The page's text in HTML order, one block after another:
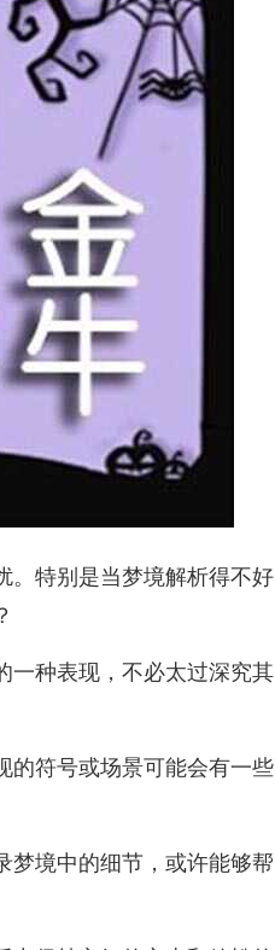
。特别是当梦境解析得不好
一种表现，不必太过深究其
的符号或场景可能会有一些
梦境中的细节，或许能够帮